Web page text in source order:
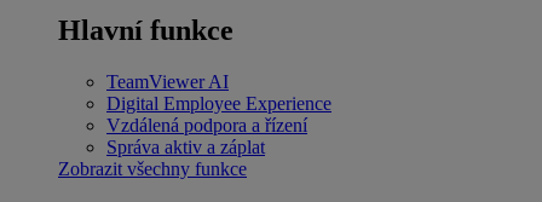
Hlavní funkce
TeamViewer AI
Digital Employee Experience
Vzdálená podpora a řízení
Správa aktiv a záplat
Zobrazit všechny funkce